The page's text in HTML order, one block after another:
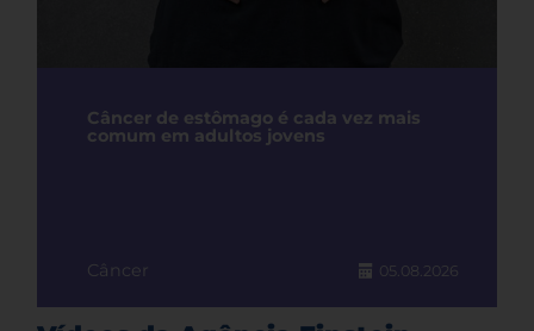
Câncer de estômago é cada vez mais
comum em adultos jovens
Câncer 05.08.2026